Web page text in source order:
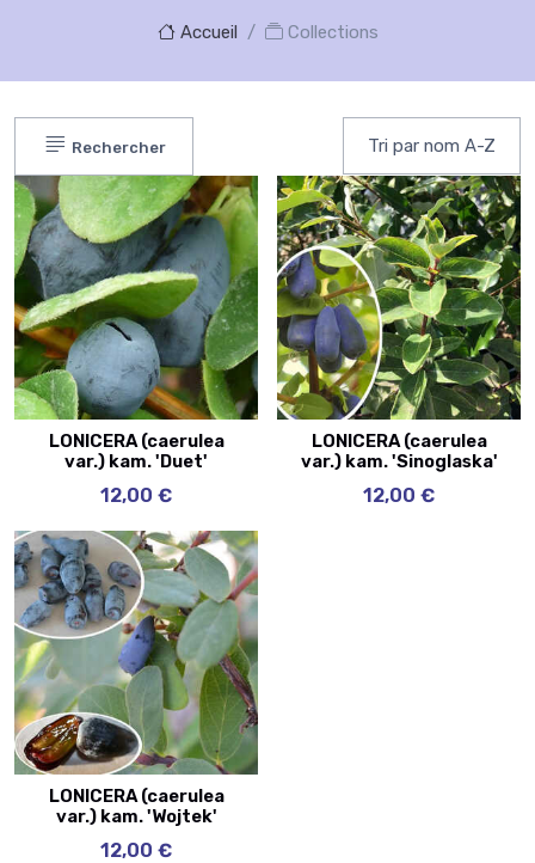
Accueil Collections
Rechercher
LONICERA (caerulea
var.) kam. 'Duet'
12,00 €
LONICERA (caerulea
var.) kam. 'Sinoglaska'
12,00 €
LONICERA (caerulea
var.) kam. 'Wojtek'
12,00 €